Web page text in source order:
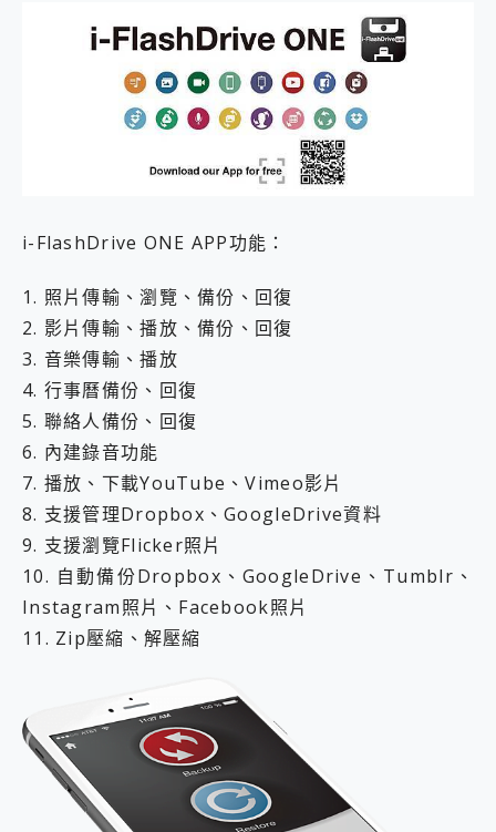
i-FlashDrive ONE APP功能：
1. 照片傳輸、瀏覽、備份、回復
2. 影片傳輸、播放、備份、回復
3. 音樂傳輸、播放
4. 行事曆備份、回復
5. 聯絡人備份、回復
6. 內建錄音功能
7. 播放、下載YouTube、Vimeo影片
8. 支援管理Dropbox、GoogleDrive資料
9. 支援瀏覽Flicker照片
10. 自動備份Dropbox、GoogleDrive、Tumblr、
Instagram照片、Facebook照片
11. Zip壓縮、解壓縮